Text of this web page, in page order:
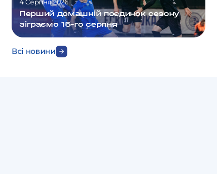
4 Серпня 2026
Перший домашній поєдинок сезону
зіграємо 15-го серпня
Всі новини